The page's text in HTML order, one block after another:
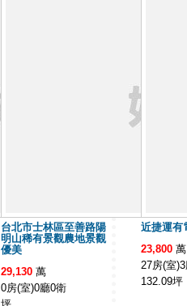
台北市士林區至善路陽
明山稀有景觀農地景觀
優美
29,130 萬
0房(室)0廳0衛
近捷運有
23,800 萬
27房(室
132.09坪